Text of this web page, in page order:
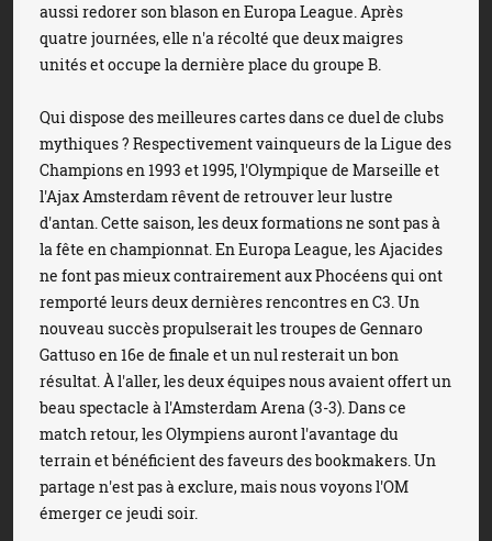
aussi redorer son blason en Europa League. Après
quatre journées, elle n'a récolté que deux maigres
unités et occupe la dernière place du groupe B.
Qui dispose des meilleures cartes dans ce duel de clubs
mythiques ? Respectivement vainqueurs de la Ligue des
Champions en 1993 et 1995, l'Olympique de Marseille et
l'Ajax Amsterdam rêvent de retrouver leur lustre
d'antan. Cette saison, les deux formations ne sont pas à
la fête en championnat. En Europa League, les Ajacides
ne font pas mieux contrairement aux Phocéens qui ont
remporté leurs deux dernières rencontres en C3. Un
nouveau succès propulserait les troupes de Gennaro
Gattuso en 16e de finale et un nul resterait un bon
résultat. À l'aller, les deux équipes nous avaient offert un
beau spectacle à l'Amsterdam Arena (3-3). Dans ce
match retour, les Olympiens auront l'avantage du
terrain et bénéficient des faveurs des bookmakers. Un
partage n'est pas à exclure, mais nous voyons l'OM
émerger ce jeudi soir.